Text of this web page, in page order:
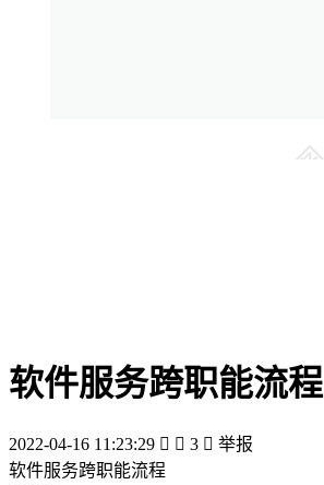
软件服务跨职能流程
2022-04-16 11:23:29   3  举报
软件服务跨职能流程